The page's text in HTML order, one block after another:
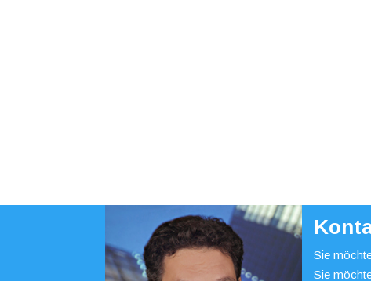
Sie
Sie